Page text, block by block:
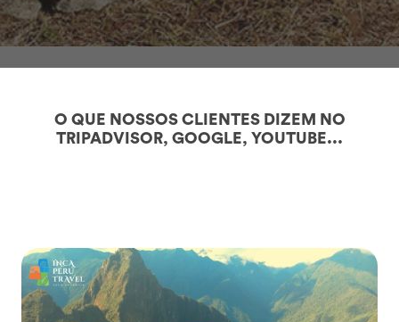
O QUE NOSSOS CLIENTES DIZEM NO
TRIPADVISOR, GOOGLE, YOUTUBE...